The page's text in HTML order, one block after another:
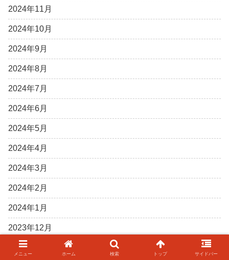
2024年11月
2024年10月
2024年9月
2024年8月
2024年7月
2024年6月
2024年5月
2024年4月
2024年3月
2024年2月
2024年1月
2023年12月
2023年11月
メニュー ホーム 検索 トップ サイドバー